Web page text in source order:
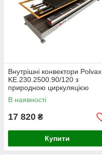
Внутрішні конвектори Polvax
KE.230.2500.90/120 з
природною циркуляцією
В наявності
17 820 ₴
Купити